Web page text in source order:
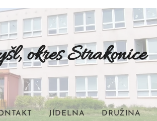
okres Strakonice
JÍDELNA DRUŽINA